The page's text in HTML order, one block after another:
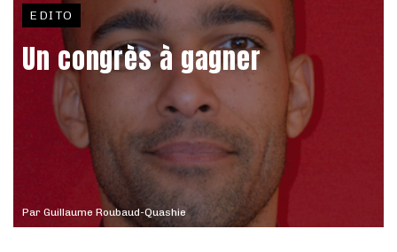
Par Guillaume Roubaud-Quashie
EDITO
Un congrès à gagner